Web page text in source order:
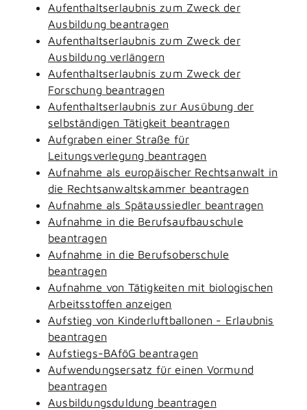
Aufenthaltserlaubnis zum Zweck der
Ausbildung beantragen
Aufenthaltserlaubnis zum Zweck der
Ausbildung verlängern
Aufenthaltserlaubnis zum Zweck der
Forschung beantragen
Aufenthaltserlaubnis zur Ausübung der
selbständigen Tätigkeit beantragen
Aufgraben einer Straße für
Leitungsverlegung beantragen
Aufnahme als europäischer Rechtsanwalt in
die Rechtsanwaltskammer beantragen
Aufnahme als Spätaussiedler beantragen
Aufnahme in die Berufsaufbauschule
beantragen
Aufnahme in die Berufsoberschule
beantragen
Aufnahme von Tätigkeiten mit biologischen
Arbeitsstoffen anzeigen
Aufstieg von Kinderluftballonen - Erlaubnis
beantragen
Aufstiegs-BAföG beantragen
Aufwendungsersatz für einen Vormund
beantragen
Ausbildungsduldung beantragen